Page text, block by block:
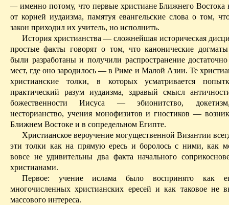
—именно потому, что первые христиане Ближнего Востока
от корней иудаизма, памятуя евангельские слова о том,
закон приходил их учитель, но исполнить.
История христианства — сложнейшая историческая
простые факты говорят о том, что канонические догматы
были разработаны и получили распространение
мест, где оно зародилось — в Риме и Малой Азии. Те
христиан­ские толки, в которых усматривается
практический разум иудаизма, здравый смысл
божественности Иисуса —эбионитство, докетизм
несторианство, учения монофизитов и гностиков —
Ближнем Востоке и в сопредельном Египте.
Христианское вероучение могущественной Византии
эти толки как на прямую ересь и боролось с ними, как
вовсе не удивительны два факта начального
христианами.
Первое: учение ислама было воспринято как
многочисленных христианских ересей и как таковое не
массового интереса.